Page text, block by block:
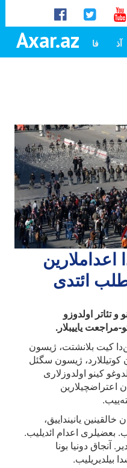
Axar.az آذ فا
اعداملارین
طلب ائتدی
و تئاتر اولدوزو
مراجعت یاییبلار.
کیت بلانشتت، ژیسون
کوتیللارد، ژیسون سگئل
کینو اولدوزلاری
اعتراضچیلارین
یانینداییق،
بعضیلری اعدام ائدیلیب.
آنجاق دونیا بونا
بیلدیریلیب.